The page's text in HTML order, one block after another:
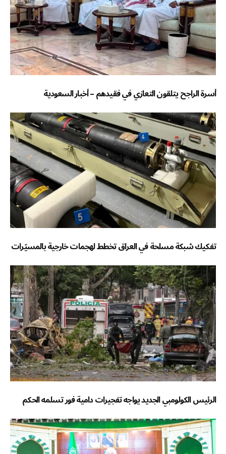
أسرة الراجح يتلقون التعازي في فقيدهم – أخبار السعودية
تفكيك شبكة مسلحة في العراق تخطط لهجمات خارجية بالمسيّرات
الرئيس الكولومبي الجديد يواجه تفجيرات دامية فور تسلمه الحكم